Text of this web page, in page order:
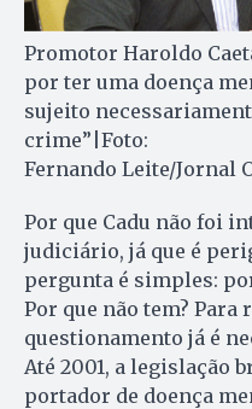
Promotor Haroldo
por ter uma doença
sujeito
crime”|Foto:
Fernando Leite/Jornal
Por que Cadu não foi
judiciário, já que é
pergunta é simples:
Por que não tem? Para
questionamento já é
Até 2001, a legislação
portador de doença